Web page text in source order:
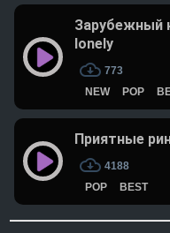
Зарубежный
lonely
773
NEW
POP
Приятные
4188
POP
BEST